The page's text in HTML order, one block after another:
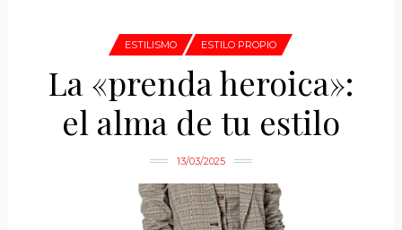
ESTILISMO ESTILO PROPIO
La «prenda heroica»:
el alma de tu estilo
13/03/2025